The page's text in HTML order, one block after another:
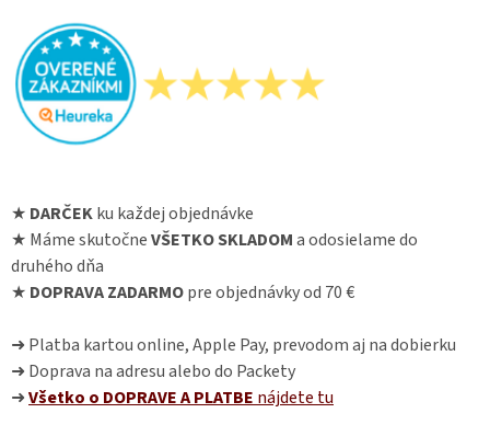
★ DARČEKku každej objednávke
★ Máme skutočneVŠETKO SKLADOMa odosielame do
druhého dňa
★ DOPRAVA ZADARMOpre objednávky od 70 €
➜ Platba kartou online, Apple Pay, prevodom aj na dobierku
➜ Doprava na adresu alebo do Packety
➜Všetko o DOPRAVE A PLATBE nájdete tu